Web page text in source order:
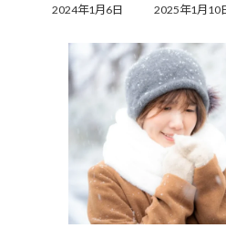
2024年1月6日
最
更
新
日
時
:
2025年1月10